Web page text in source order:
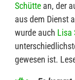
Schüttean, der
aus dem Dienst
wurde auch Lisa
gewesen ist.